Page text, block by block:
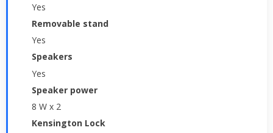
Yes
Removable stand
Yes
Speakers
Yes
Speaker power
8 W x 2
Kensington Lock